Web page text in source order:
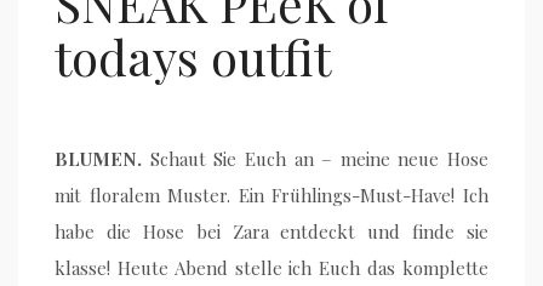
todays outfit
BLUMEN. Schaut Sie Euch an – meine neue Hose
mit floralem Muster. Ein Frühlings-Must-Have! Ich
habe die Hose bei Zara entdeckt und finde sie
klasse! Heute Abend stelle ich Euch das komplette